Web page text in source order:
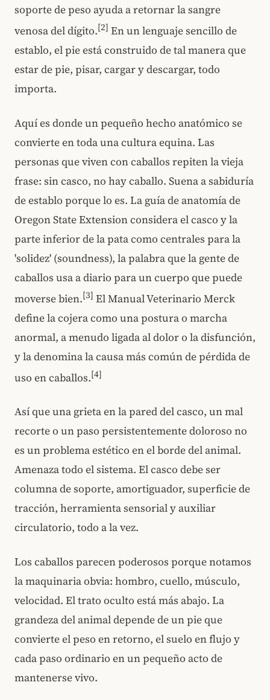
soporte de peso ayuda a retornar la sangre
venosa del dígito.[2] En un lenguaje sencillo de
establo, el pie está construido de tal manera que
estar de pie, pisar, cargar y descargar, todo
importa.
Aquí es donde un pequeño hecho anatómico se
convierte en toda una cultura equina. Las
personas que viven con caballos repiten la vieja
frase: sin casco, no hay caballo. Suena a sabiduría
de establo porque lo es. La guía de anatomía de
Oregon State Extension considera el casco y la
parte inferior de la pata como centrales para la
'solidez' (soundness), la palabra que la gente de
caballos usa a diario para un cuerpo que puede
moverse bien.[3] El Manual Veterinario Merck
define la cojera como una postura o marcha
anormal, a menudo ligada al dolor o la disfunción,
y la denomina la causa más común de pérdida de
uso en caballos.[4]
Así que una grieta en la pared del casco, un mal
recorte o un paso persistentemente doloroso no
es un problema estético en el borde del animal.
Amenaza todo el sistema. El casco debe ser
columna de soporte, amortiguador, superficie de
tracción, herramienta sensorial y auxiliar
circulatorio, todo a la vez.
Los caballos parecen poderosos porque notamos
la maquinaria obvia: hombro, cuello, músculo,
velocidad. El trato oculto está más abajo. La
grandeza del animal depende de un pie que
convierte el peso en retorno, el suelo en flujo y
cada paso ordinario en un pequeño acto de
mantenerse vivo.